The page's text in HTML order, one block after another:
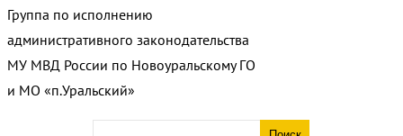
Группа по исполнению
административного законодательства
МУ МВД России по Новоуральскому ГО
и МО «п.Уральский»